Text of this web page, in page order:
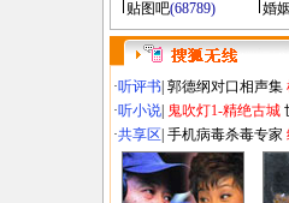
贴图吧(68789) 婚
·听评书 郭德纲对口相声集
·听小说 鬼吹灯1-精绝古城
·共享区 手机病毒杀毒专家